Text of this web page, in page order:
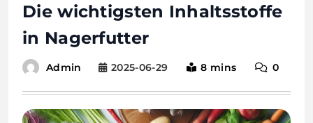
Die wichtigsten Inhaltsstoffe
in Nagerfutter
Admin 2025-06-29 8 mins 0